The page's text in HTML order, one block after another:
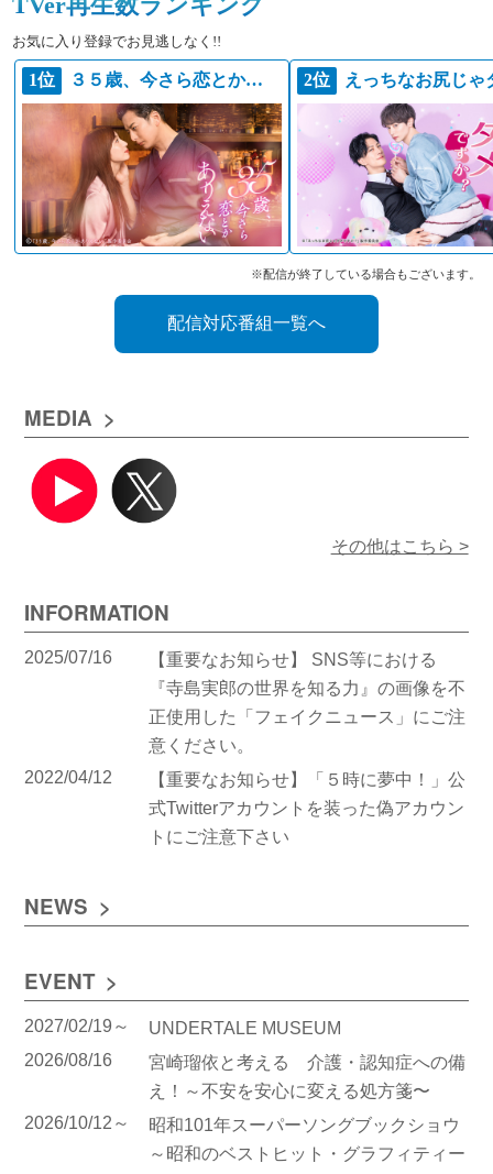
お気に入り登録でお見逃しなく!!
1位 ３５歳、今さら恋とかありえない 2位
※配信が終了している場合もございます。
配信対応番組一覧へ
MEDIA
その他はこちら >
INFORMATION
【重要なお知らせ】 SNS等における
『寺島実郎の世界を知る力』の画像を不
正使用した「フェイクニュース」にご注
意ください。
2025/07/16
【重要なお知らせ】「５時に夢中！」公
式Twitterアカウントを装った偽アカウン
トにご注意下さい
2022/04/12
NEWS
EVENT
UNDERTALE MUSEUM
2027/02/19～
宮崎瑠依と考える 介護・認知症への備
え！～不安を安心に変える処方箋〜
2026/08/16
昭和101年スーパーソングブックショウ
～昭和のベストヒット・グラフィティー
2026/10/12～